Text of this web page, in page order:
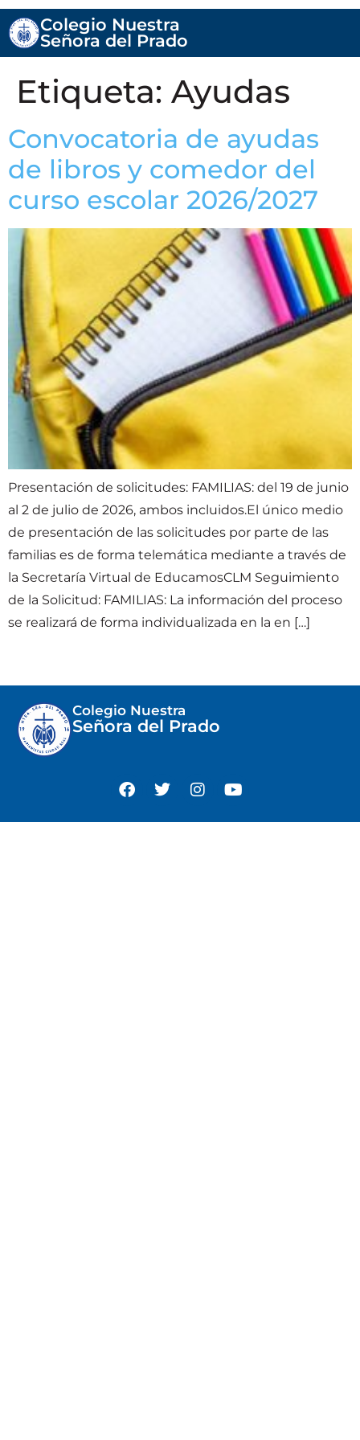
Colegio Nuestra
Señora del Prado
Etiqueta: Ayudas
Convocatoria de ayudas
de libros y comedor del
curso escolar 2026/2027
Presentación de solicitudes: FAMILIAS: del 19 de junio
al 2 de julio de 2026, ambos incluidos.El único medio
de presentación de las solicitudes por parte de las
familias es de forma telemática mediante a través de
la Secretaría Virtual de EducamosCLM Seguimiento
de la Solicitud: FAMILIAS: La información del proceso
se realizará de forma individualizada en la en […]
Colegio Nuestra
Señora del Prado